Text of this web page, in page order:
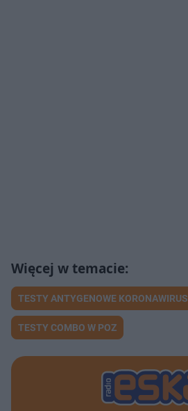
TESTY ANTYGENOWE KORONAWIRUS
TESTY COMBO W POZ